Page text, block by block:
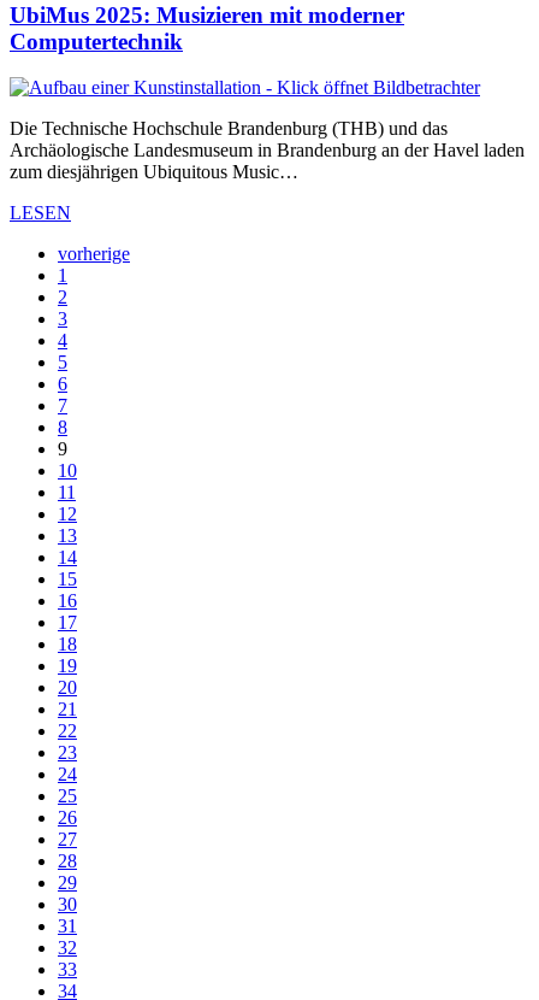
UbiMus 2025: Musizieren mit moderner
Computertechnik
Die Technische Hochschule Brandenburg (THB) und das
Archäologische Landesmuseum in Brandenburg an der Havel laden
zum diesjährigen Ubiquitous Music…
LESEN
vorherige
1
2
3
4
5
6
7
8
9
10
11
12
13
14
15
16
17
18
19
20
21
22
23
24
25
26
27
28
29
30
31
32
33
34